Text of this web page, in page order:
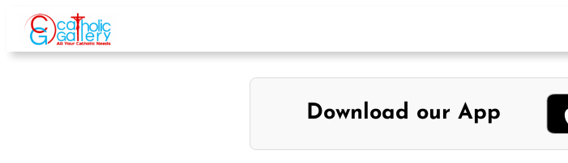
Skip
content
Download our App